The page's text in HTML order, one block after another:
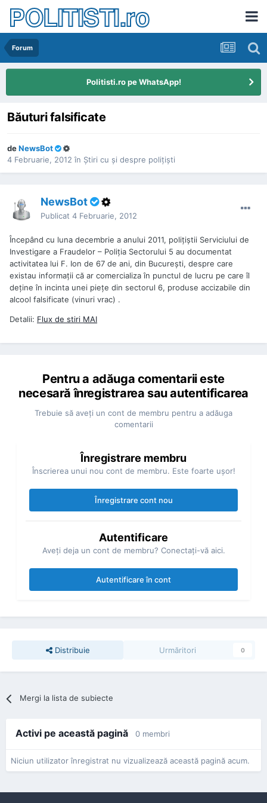
POLITISTI.ro
Forum
Politisti.ro pe WhatsApp!
Băuturi falsificate
deNewsBot
4 Februarie, 2012 în Ştiri cu şi despre poliţişti
NewsBot
Publicat 4 Februarie, 2012
Începând cu luna decembrie a anului 2011, poliţiştii Serviciului de
Investigare a Fraudelor – Poliţia Sectorului 5 au documentat
activitatea lui F. Ion de 67 de ani, din Bucureşti, despre care
existau informaţii că ar comercializa în punctul de lucru pe care îl
deţine în incinta unei pieţe din sectorul 6, produse accizabile din
alcool falsificate (vinuri vrac) .
Detalii: Flux de stiri MAI
Pentru a adăuga comentarii este
necesară înregistrarea sau autentificarea
Trebuie să aveţi un cont de membru pentru a adăuga
comentarii
Înregistrare membru
Înscrierea unui nou cont de membru. Este foarte uşor!
Înregistrare cont nou
Autentificare
Aveţi deja un cont de membru? Conectaţi-vă aici.
Autentificare în cont
Distribuie Urmăritori 0
Mergi la lista de subiecte
Activi pe această pagină 0 membri
Niciun utilizator înregistrat nu vizualizează această pagină acum.